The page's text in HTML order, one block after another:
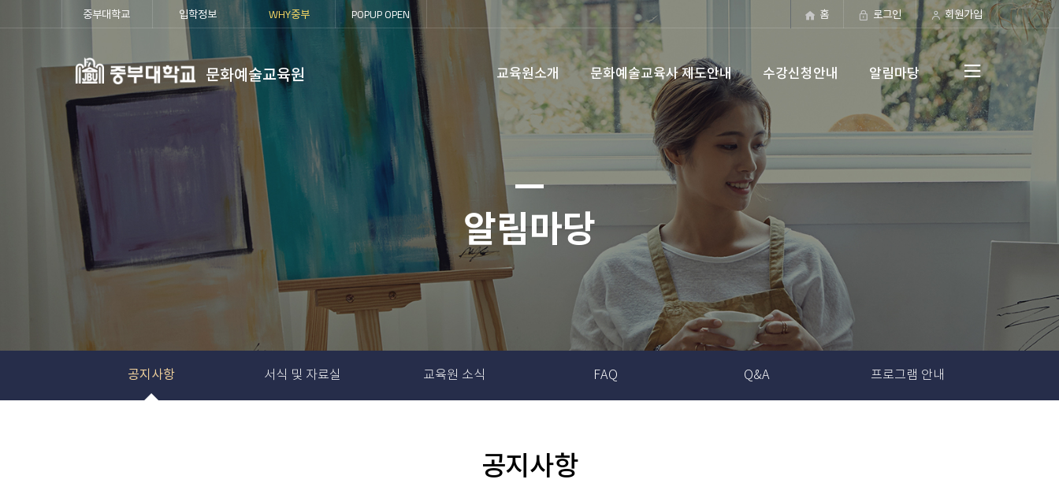
문화예술교육원
전체메뉴
중부대학교 입학정보 WHY중부 POPUPOPEN 홈 로그인 회원가입
교육원소개 문화예술교육사 제도안내 수강신청안내 알림마당
알림마당
공지사항 서식 및 자료실 교육원 소식 FAQ Q&A 프로그램 안내
공지사항